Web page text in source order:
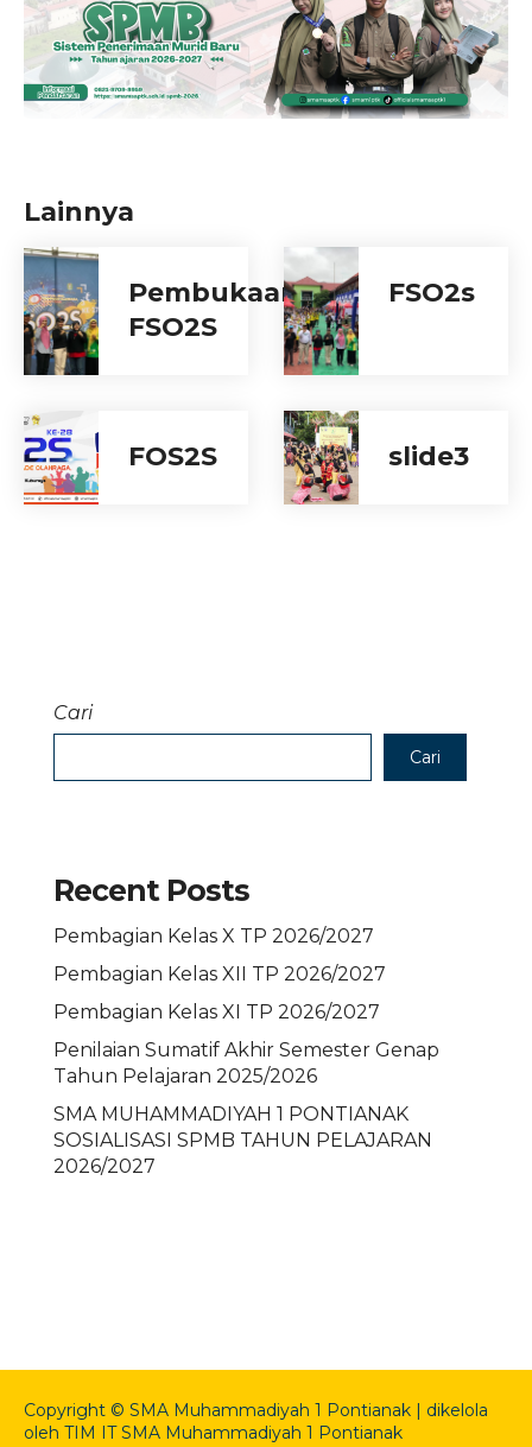
Lainnya
Pembukaan
FSO2S
FSO2s
FOS2S slide3
Cari
Cari
Recent Posts
Pembagian Kelas X TP 2026/2027
Pembagian Kelas XII TP 2026/2027
Pembagian Kelas XI TP 2026/2027
Penilaian Sumatif Akhir Semester Genap
Tahun Pelajaran 2025/2026
SMA MUHAMMADIYAH 1 PONTIANAK
SOSIALISASI SPMB TAHUN PELAJARAN
2026/2027
Copyright © SMA Muhammadiyah 1 Pontianak | dikelola
oleh TIM IT SMA Muhammadiyah 1 Pontianak